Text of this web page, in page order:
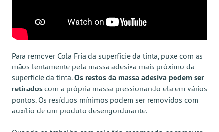
Para remover Cola Fria da superfície da tinta, puxe com as
mãos lentamente pela massa adesiva mais próximo da
superfície da tinta.Os restos da massa adesiva podem ser
retirados com a própria massa pressionando ela em vários
pontos. Os resíduos mínimos podem ser removidos com
auxílio de um produto desengordurante.